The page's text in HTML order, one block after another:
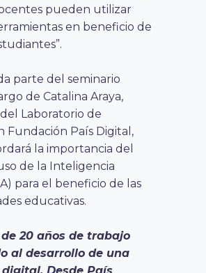
pueden utilizar
en beneficio de
parte del seminario
de Catalina Araya,
Laboratorio de
Fundación País Digital,
la importancia del
de la Inteligencia
para el beneficio de las
educativas.
20 años de trabajo
al desarrollo de una